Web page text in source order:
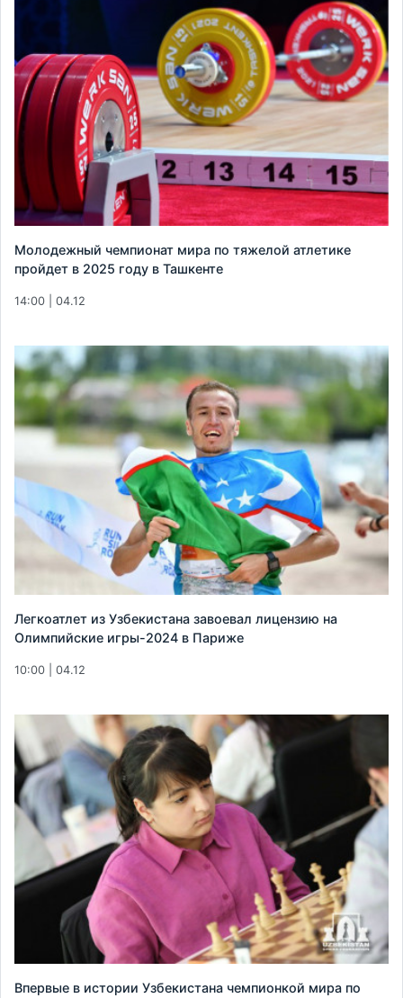
Молодежный чемпионат мира по тяжелой атлетике
пройдет в 2025 году в Ташкенте
14:00 | 04.12
Легкоатлет из Узбекистана завоевал лицензию на
Олимпийские игры-2024 в Париже
10:00 | 04.12
Впервые в истории Узбекистана чемпионкой мира по